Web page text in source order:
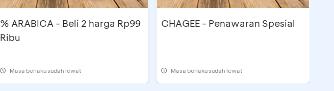
% ARABICA - Beli 2 harga Rp99
Ribu
Masa berlaku sudah lewat
CHAGEE - Penawaran Spesial
Masa berlaku sudah lewat